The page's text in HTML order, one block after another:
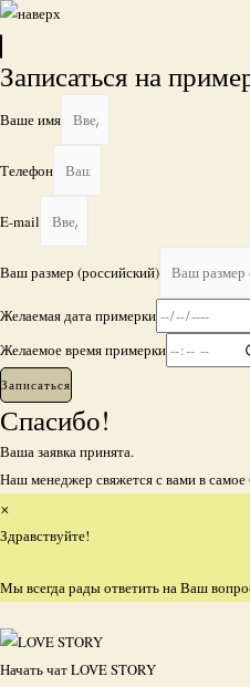
Записаться на
Ваше имя
Телефон
E-mail
Ваш размер (российский)
Желаемая дата примерки
Желаемое время примерки
Записаться
Спасибо!
Ваша заявка принята.
Наш менеджер свяжется с вами в
×
Здравствуйте!
Мы всегда рады ответить на Ваш
Начать чатLOVE STORY